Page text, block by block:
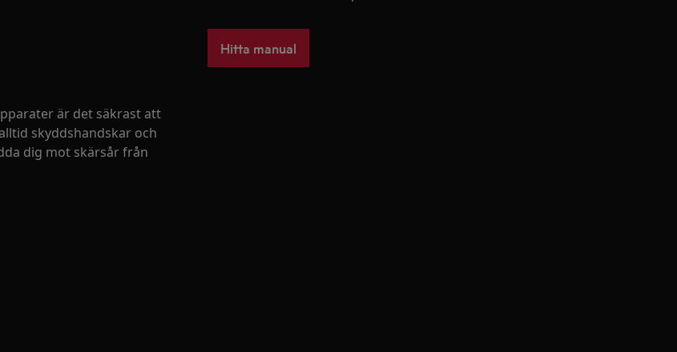
är det säkrast att
skyddshandskar och
dig mot skärsår från
Hitta manual